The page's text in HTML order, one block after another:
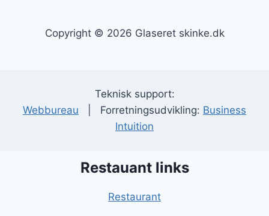
Copyright © 2026 Glaseret skinke.dk
Teknisk support:
Webbureau | Forretningsudvikling: Business
Intuition
Restauant links
Restaurant